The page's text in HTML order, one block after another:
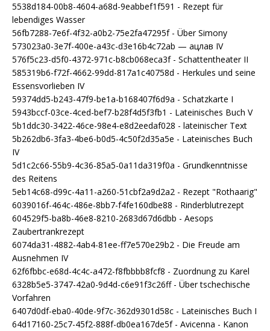
5538d184-00b8-4604-a68d-9eabbef1f591 - Rezept für
lebendiges Wasser
56fb7288-7e6f-4f32-a0b2-75e2fa47295f - Über Simony
573023a0-3e7f-400e-a43c-d3e16b4c72ab — ацлав IV
576f5c23-d5f0-4372-971c-b8cb068eca3f - Schattentheater II
585319b6-f72f-4662-99dd-817a1c40758d - Herkules und seine
Essensvorlieben IV
59374dd5-b243-47f9-be1a-b168407f6d9a - Schatzkarte I
5943bccf-03ce-4ced-bef7-b28f4d5f3fb1 - Lateinisches Buch V
5b1ddc30-3422-46ce-98e4-e8d2eedaf028 - lateinischer Text
5b262db6-3fa3-4be6-b0d5-4c50f2d35a5e - Lateinisches Buch
IV
5d1c2c66-55b9-4c36-85a5-0a11da319f0a - Grundkenntnisse
des Reitens
5eb14c68-d99c-4a11-a260-51cbf2a9d2a2 - Rezept "Rothaarig"
6039016f-464c-486e-8bb7-f4fe160dbe88 - Rinderblutrezept
604529f5-ba8b-46e8-8210-2683d67d6dbb - Aesops
Zaubertrankrezept
6074da31-4882-4ab4-81ee-ff7e570e29b2 - Die Freude am
Ausnehmen IV
62f6fbbc-e68d-4c4c-a472-f8fbbbb8fcf8 - Zuordnung zu Karel
6328b5e5-3747-42a0-9d4d-c6e91f3c26ff - Über tschechische
Vorfahren
6407d0df-eba0-40de-9f7c-362d9301d58c - Lateinisches Buch I
64d17160-25c7-45f2-888f-db0ea167de5f - Avicenna - Kanon